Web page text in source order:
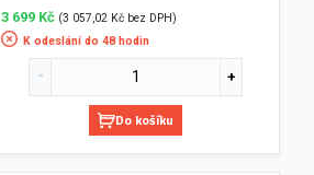
3 699 Kč (3 057,02 Kč bez DPH)
K odeslání do 48 hodin
Do košíku